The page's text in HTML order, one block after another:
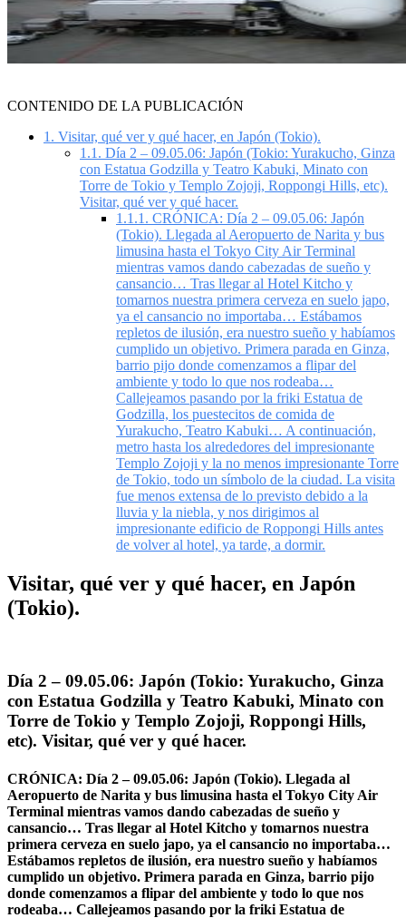
CONTENIDO DE LA PUBLICACIÓN
1. Visitar, qué ver y qué hacer, en Japón (Tokio).
1.1. Día 2 – 09.05.06: Japón (Tokio: Yurakucho, Ginza
con Estatua Godzilla y Teatro Kabuki, Minato con
Torre de Tokio y Templo Zojoji, Roppongi Hills, etc).
Visitar, qué ver y qué hacer.
1.1.1. CRÓNICA: Día 2 – 09.05.06: Japón
(Tokio). Llegada al Aeropuerto de Narita y bus
limusina hasta el Tokyo City Air Terminal
mientras vamos dando cabezadas de sueño y
cansancio… Tras llegar al Hotel Kitcho y
tomarnos nuestra primera cerveza en suelo japo,
ya el cansancio no importaba… Estábamos
repletos de ilusión, era nuestro sueño y habíamos
cumplido un objetivo. Primera parada en Ginza,
barrio pijo donde comenzamos a flipar del
ambiente y todo lo que nos rodeaba…
Callejeamos pasando por la friki Estatua de
Godzilla, los puestecitos de comida de
Yurakucho, Teatro Kabuki… A continuación,
metro hasta los alrededores del impresionante
Templo Zojoji y la no menos impresionante Torre
de Tokio, todo un símbolo de la ciudad. La visita
fue menos extensa de lo previsto debido a la
lluvia y la niebla, y nos dirigimos al
impresionante edificio de Roppongi Hills antes
de volver al hotel, ya tarde, a dormir.
Visitar, qué ver y qué hacer, en Japón
(Tokio).
Día 2 – 09.05.06: Japón (Tokio: Yurakucho, Ginza
con Estatua Godzilla y Teatro Kabuki, Minato con
Torre de Tokio y Templo Zojoji, Roppongi Hills,
etc). Visitar, qué ver y qué hacer.
CRÓNICA: Día 2 – 09.05.06: Japón (Tokio). Llegada al
Aeropuerto de Narita y bus limusina hasta el Tokyo City Air
Terminal mientras vamos dando cabezadas de sueño y
cansancio… Tras llegar al Hotel Kitcho y tomarnos nuestra
primera cerveza en suelo japo, ya el cansancio no importaba…
Estábamos repletos de ilusión, era nuestro sueño y habíamos
cumplido un objetivo. Primera parada en Ginza, barrio pijo
donde comenzamos a flipar del ambiente y todo lo que nos
rodeaba… Callejeamos pasando por la friki Estatua de